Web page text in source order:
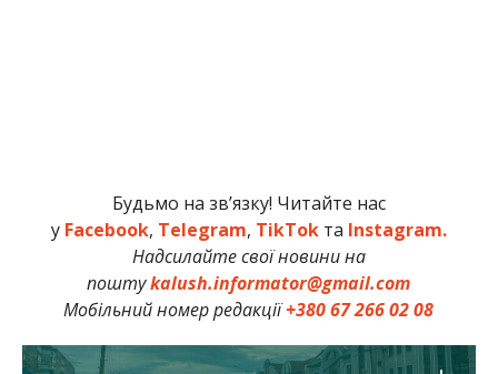
Будьмо на зв’язку! Читайте нас
у Facebook, Telegram, TikTokта Instagram.
Надсилайте свої новини на
поштуkalush.informator@gmail.com
Мобільний номер редакції+380 67 266 02 08